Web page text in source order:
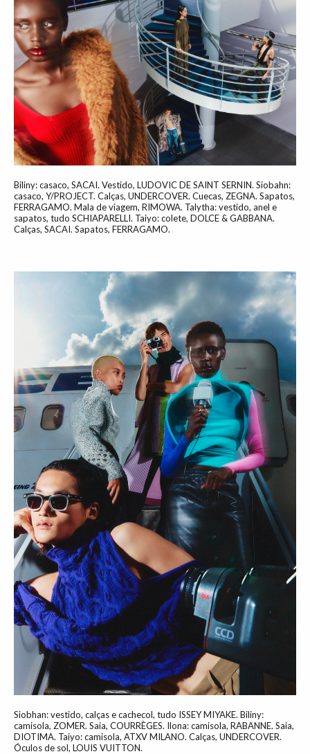
Biliny: casaco, SACAI. Vestido, LUDOVIC DE SAINT SERNIN. Siobahn:
casaco, Y/PROJECT. Calças, UNDERCOVER. Cuecas, ZEGNA. Sapatos,
FERRAGAMO. Mala de viagem, RIMOWA. Talytha: vestido, anel e
sapatos, tudo SCHIAPARELLI. Taiyo: colete, DOLCE & GABBANA.
Calças, SACAI. Sapatos, FERRAGAMO.
Siobhan: vestido, calças e cachecol, tudo ISSEY MIYAKE. Biliny:
camisola, ZOMER. Saia, COURRÈGES. Ilona: camisola, RABANNE. Saia,
DIOTIMA. Taiyo: camisola, ATXV MILANO. Calças, UNDERCOVER.
Óculos de sol, LOUIS VUITTON.